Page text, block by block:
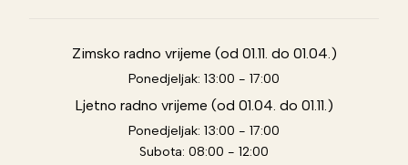
Zimsko radno vrijeme (od 01.11. do 01.04.)
Ponedjeljak: 13:00 - 17:00
Ljetno radno vrijeme (od 01.04. do 01.11.)
Ponedjeljak: 13:00 - 17:00
Subota: 08:00 - 12:00